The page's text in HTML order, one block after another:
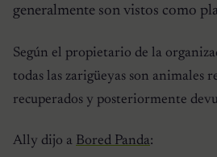
generalmente son vistos como
Según el propietario de la
todas las zarigüeyas son animales
recuperados y posteriormente
Ally dijo a Bored Panda: